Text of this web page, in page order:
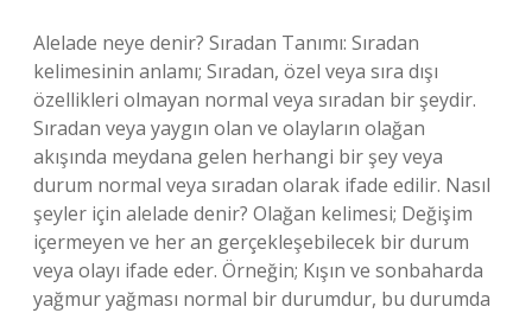
Alelade neye denir? Sıradan Tanımı: Sıradan
kelimesinin anlamı; Sıradan, özel veya sıra dışı
özellikleri olmayan normal veya sıradan bir şeydir.
Sıradan veya yaygın olan ve olayların olağan
akışında meydana gelen herhangi bir şey veya
durum normal veya sıradan olarak ifade edilir. Nasıl
şeyler için alelade denir? Olağan kelimesi; Değişim
içermeyen ve her an gerçekleşebilecek bir durum
veya olayı ifade eder. Örneğin; Kışın ve sonbaharda
yağmur yağması normal bir durumdur, bu durumda